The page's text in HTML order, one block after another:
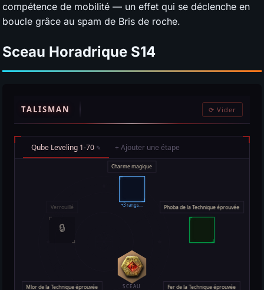
compétence de mobilité — un effet qui se déclenche en
boucle grâce au spam de Bris de roche.
Sceau Horadrique S14